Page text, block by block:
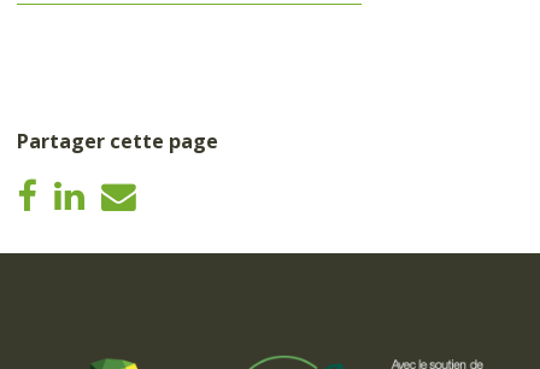
Partager cette page